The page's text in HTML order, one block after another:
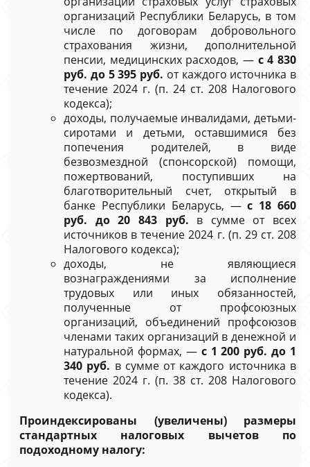
организаций Республики Беларусь, в том
числе по договорам добровольного
страхования жизни, дополнительной
пенсии, медицинских расходов, — с 4 830
руб. до 5 395 руб. от каждого источника в
течение 2024 г. (п. 24 ст. 208 Налогового
кодекса);
доходы, получаемые инвалидами, детьми-
сиротами и детьми, оставшимися без
попечения родителей, в виде
безвозмездной (спонсорской) помощи,
пожертвований, поступивших на
благотворительный счет, открытый в
банке Республики Беларусь, —с 18 660
руб. до 20 843 руб. в сумме от всех
источников в течение 2024 г. (п. 29 ст. 208
Налогового кодекса);
доходы, не являющиеся
вознаграждениями за исполнение
трудовых или иных обязанностей,
полученные от профсоюзных
организаций, объединений профсоюзов
членами таких организаций в денежной и
натуральной формах, — с 1 200 руб. до 1
340 руб. в сумме от каждого источника в
течение 2024 г. (п. 38 ст. 208 Налогового
кодекса).
Проиндексированы (увеличены) размеры
стандартных налоговых вычетов по
подоходному налогу: